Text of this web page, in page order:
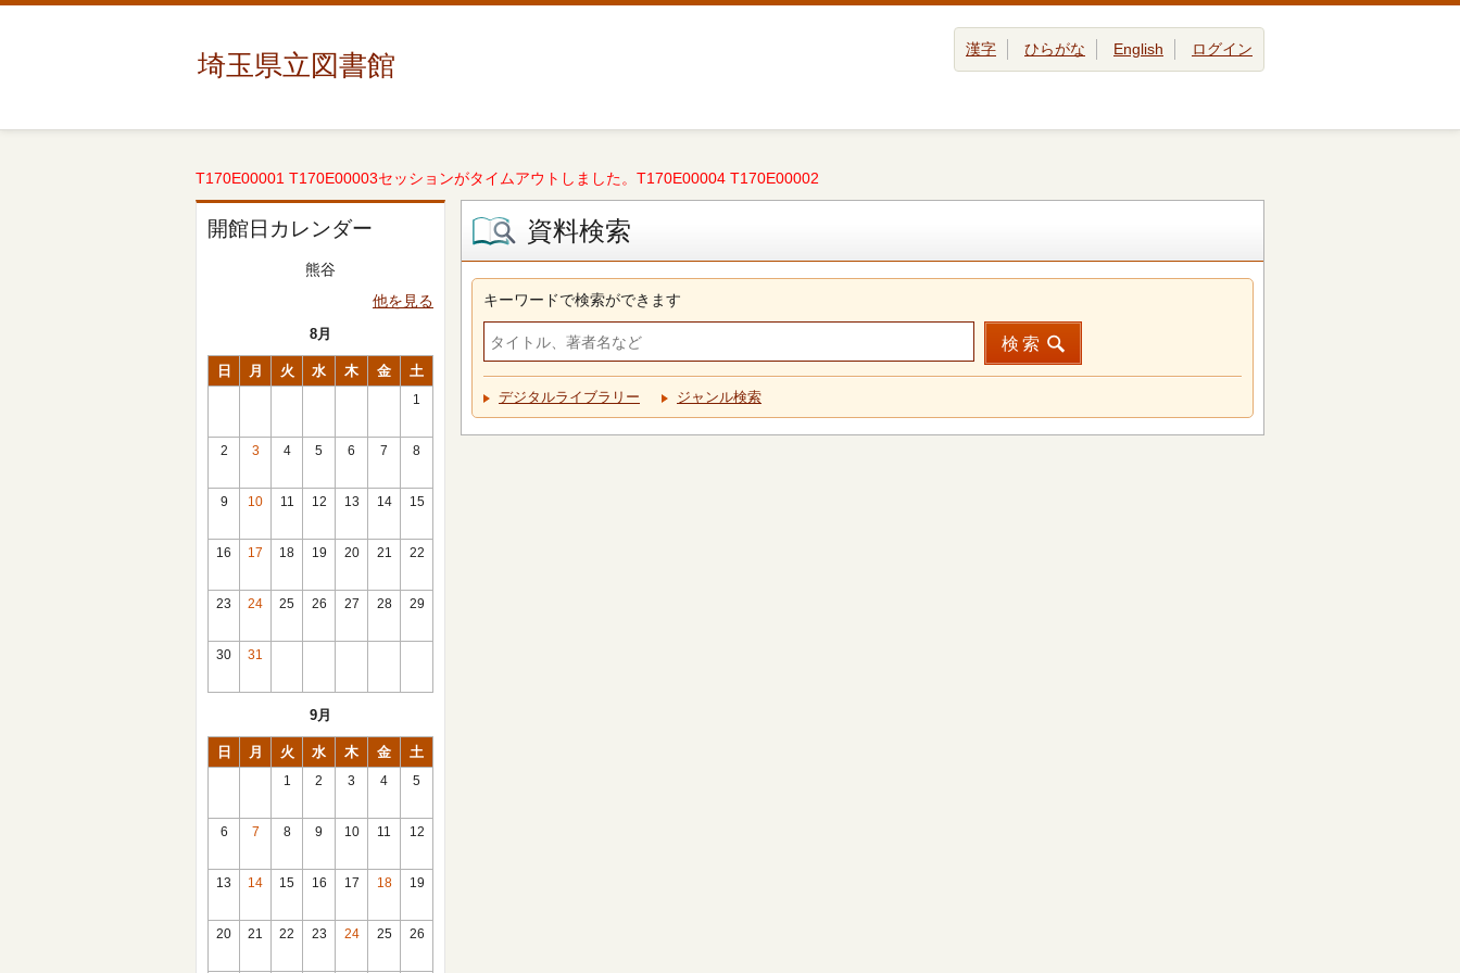
埼玉県立図書館 漢字 ひらがな English ログイン
T170E00001 T170E00003セッションがタイムアウトしました。T170E00004 T170E00002
開館日カレンダー
熊谷
他を見る
8月
日 月 火 水 木 金 土
1
2
3
館
4 5 6 7 8
9
10
館
11 12 13 14 15
16
17
館
18 19 20 21 22
23
24
館
25 26 27 28 29
30
31
9月
日 月 火 水 木 金 土
1 2 3 4 5
6
7
館
8 9 10 11 12
13
14
館
15 16 17
18
館
19
20 21 22 23
24
25 26
資料検索
キーワードで検索ができます
検索
デジタルライブラリー ジャンル検索